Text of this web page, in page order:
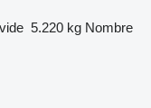
5.220 kg Nombre